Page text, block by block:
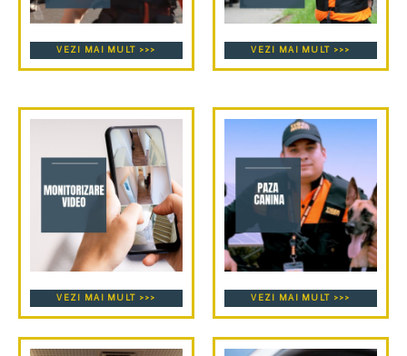
VEZI MAI MULT >>>
VEZI MAI MULT >>>
VEZI MAI MULT >>>
VEZI MAI MULT >>>